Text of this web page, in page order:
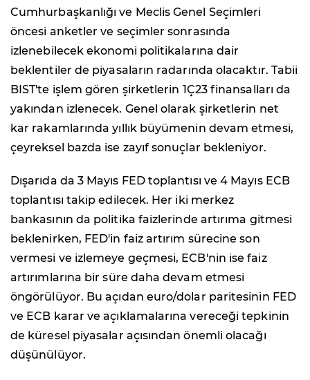
Cumhurbaşkanlığı ve Meclis Genel Seçimleri
öncesi anketler ve seçimler sonrasında
izlenebilecek ekonomi politikalarına dair
beklentiler de piyasaların radarında olacaktır. Tabii
BIST'te işlem gören şirketlerin 1Ç23 finansalları da
yakından izlenecek. Genel olarak şirketlerin net
kar rakamlarında yıllık büyümenin devam etmesi,
çeyreksel bazda ise zayıf sonuçlar bekleniyor.
Dışarıda da 3 Mayıs FED toplantısı ve 4 Mayıs ECB
toplantısı takip edilecek. Her iki merkez
bankasının da politika faizlerinde artırıma gitmesi
beklenirken, FED'in faiz artırım sürecine son
vermesi ve izlemeye geçmesi, ECB'nin ise faiz
artırımlarına bir süre daha devam etmesi
öngörülüyor. Bu açıdan euro/dolar paritesinin FED
ve ECB karar ve açıklamalarına vereceği tepkinin
de küresel piyasalar açısından önemli olacağı
düşünülüyor.